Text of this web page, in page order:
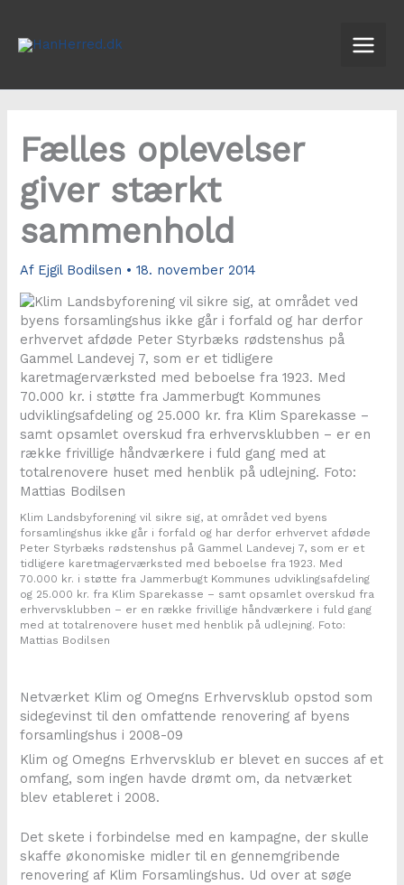
indholdet
Fælles oplevelser
giver stærkt
sammenhold
Af Ejgil Bodilsen •18. november 2014
Klim Landsbyforening vil sikre sig, at området ved byens
forsamlingshus ikke går i forfald og har derfor erhvervet afdøde
Peter Styrbæks rødstenshus på Gammel Landevej 7, som er et
tidligere karetmagerværksted med beboelse fra 1923. Med
70.000 kr. i støtte fra Jammerbugt Kommunes udviklingsafdeling
og 25.000 kr. fra Klim Sparekasse – samt opsamlet overskud fra
erhvervsklubben – er en række frivillige håndværkere i fuld gang
med at totalrenovere huset med henblik på udlejning. Foto:
Mattias Bodilsen
Netværket Klim og Omegns Erhvervsklub opstod som
sidegevinst til den omfattende renovering af byens
forsamlingshus i 2008-09
Klim og Omegns Erhvervsklub er blevet en succes af et
omfang, som ingen havde drømt om, da netværket
blev etableret i 2008.
Det skete i forbindelse med en kampagne, der skulle
skaffe økonomiske midler til en gennemgribende
renovering af Klim Forsamlingshus. Ud over at søge